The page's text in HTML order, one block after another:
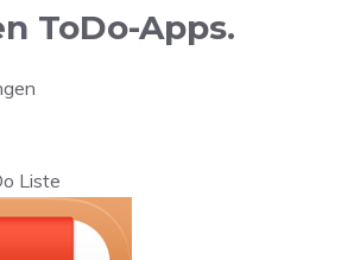
ToDo-Apps.